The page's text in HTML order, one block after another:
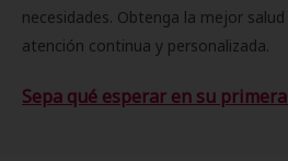
necesidades. Obtenga la mejor
atención continua y personalizada.
Sepa qué esperar en su